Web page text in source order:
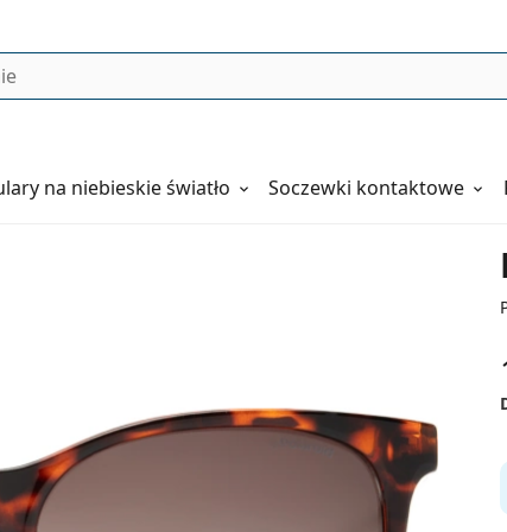
Soczewki kontaktowe
na niebieskie światło